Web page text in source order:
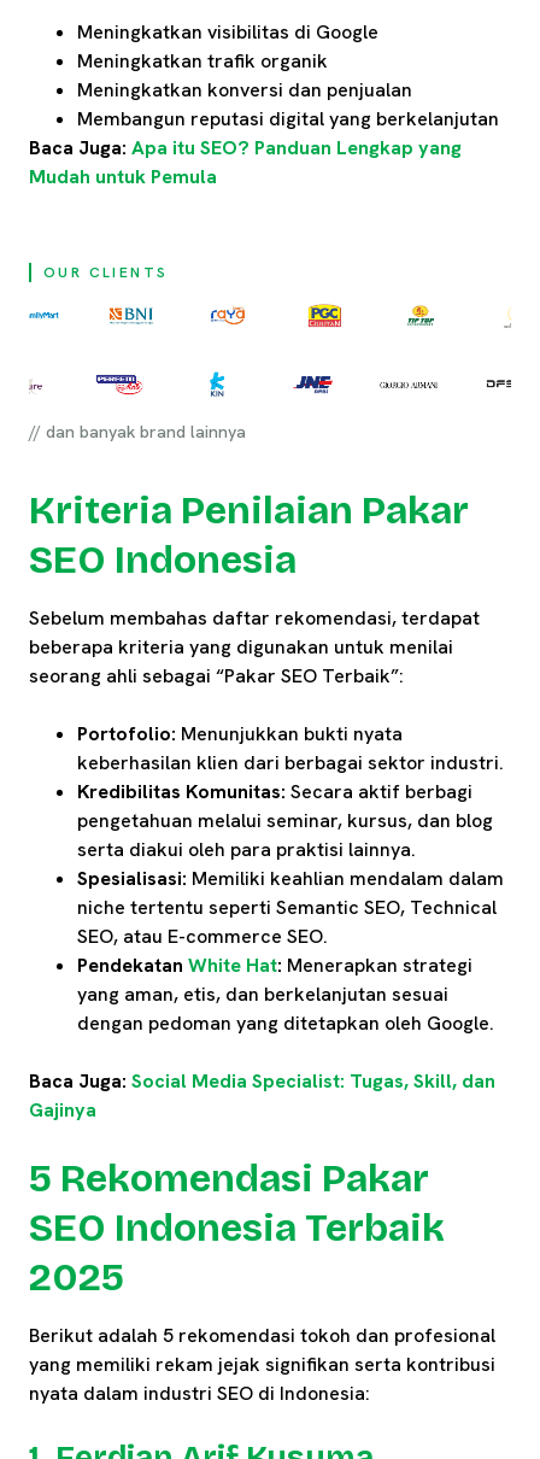
Meningkatkan visibilitas di Google
Meningkatkan trafik organik
Meningkatkan konversi dan penjualan
Membangun reputasi digital yang berkelanjutan
Baca Juga: Apa itu SEO? Panduan Lengkap yang
Mudah untuk Pemula
OUR CLIENTS
// dan banyak brand lainnya
Kriteria Penilaian Pakar
SEO Indonesia
Sebelum membahas daftar rekomendasi, terdapat
beberapa kriteria yang digunakan untuk menilai
seorang ahli sebagai “Pakar SEO Terbaik”:
Portofolio: Menunjukkan bukti nyata
keberhasilan klien dari berbagai sektor industri.
Kredibilitas Komunitas: Secara aktif berbagi
pengetahuan melalui seminar, kursus, dan blog
serta diakui oleh para praktisi lainnya.
Spesialisasi: Memiliki keahlian mendalam dalam
niche tertentu seperti Semantic SEO, Technical
SEO, atau E-commerce SEO.
Pendekatan White Hat: Menerapkan strategi
yang aman, etis, dan berkelanjutan sesuai
dengan pedoman yang ditetapkan oleh Google.
Baca Juga: Social Media Specialist: Tugas, Skill, dan
Gajinya
5 Rekomendasi Pakar
SEO Indonesia Terbaik
2025
Berikut adalah 5 rekomendasi tokoh dan profesional
yang memiliki rekam jejak signifikan serta kontribusi
nyata dalam industri SEO di Indonesia: